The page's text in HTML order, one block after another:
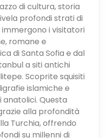
di cultura, storia
profondi strati di
i visitatori
romane e
di Santa Sofia e dal
a siti antichi
Scoprite squisiti
islamiche e
Questa
alla profondità
Turchia, offrendo
su millenni di